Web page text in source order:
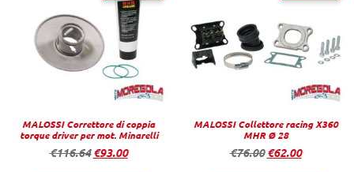
MALOSSI Correttore di coppia
torque driver per mot. Minarelli
€116.64 €93.00
MALOSSI Collettore racing X360
MHR Ø 28
€76.00 €62.00